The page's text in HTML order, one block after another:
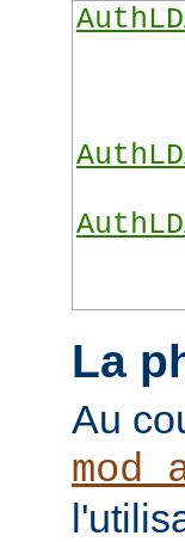
La
Au